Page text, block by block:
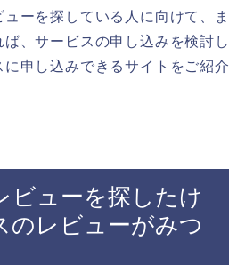
ーを探している人に向けて、ま
、サービスの申し込みを検討し
申し込みできるサイトをご紹介
ビューを探したけ
のレビューがみつ